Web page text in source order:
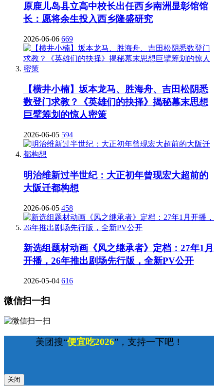
原鹿儿岛县立高中校长出任西乡南洲显彰馆馆
长：愿将余生投入西乡隆盛研究
2026-06-06 669
【横井小楠】坂本龙马、胜海舟、吉田松阴悉
数登门求教？《英雄们的抉择》揭秘幕末思想
巨擘筹划的惊人密策
2026-06-05 594
明治维新过半世纪：大正初年曾现宏大超前的
大阪迁都构想
2026-06-05 458
新选组题材动画《风之继承者》定档：27年1月
开播，26年推出剧场先行版，全新PV公开
2026-05-04 616
微信扫一扫
美团搜“便宜吃2026”，支持一下吧！
关闭